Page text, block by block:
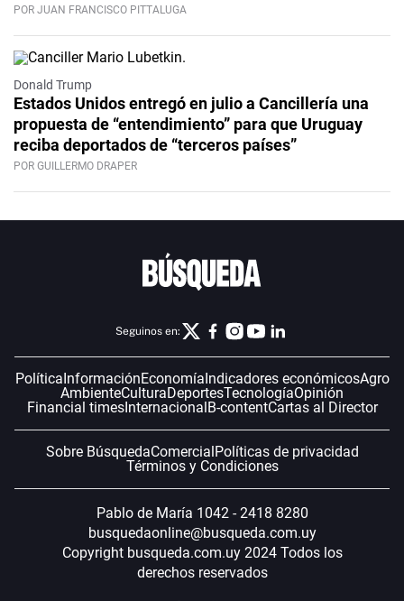
POR JUAN FRANCISCO PITTALUGA
Donald Trump
Estados Unidos entregó en julio a Cancillería una
propuesta de “entendimiento” para que Uruguay
reciba deportados de “terceros países”
POR GUILLERMO DRAPER
Seguinos en:
PolíticaInformaciónEconomíaIndicadores económicosAgro
AmbienteCulturaDeportesTecnologíaOpinión
Financial timesInternacionalB-contentCartas al Director
Sobre BúsquedaComercialPolíticas de privacidad
Términos y Condiciones
Pablo de María 1042 - 2418 8280
busquedaonline@busqueda.com.uy
Copyright busqueda.com.uy 2024 Todos los
derechos reservados